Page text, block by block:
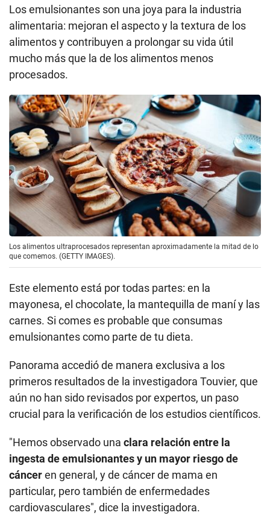
Los emulsionantes son una joya para la industria
alimentaria: mejoran el aspecto y la textura de los
alimentos y contribuyen a prolongar su vida útil
mucho más que la de los alimentos menos
procesados.
Los alimentos ultraprocesados representan aproximadamente la mitad de lo
que comemos. (GETTY IMAGES).
Este elemento está por todas partes: en la
mayonesa, el chocolate, la mantequilla de maní y las
carnes. Si comes es probable que consumas
emulsionantes como parte de tu dieta.
Panorama accedió de manera exclusiva a los
primeros resultados de la investigadora Touvier, que
aún no han sido revisados por expertos, un paso
crucial para la verificación de los estudios científicos.
"Hemos observado una clara relación entre la
ingesta de emulsionantes y un mayor riesgo de
cánceren general, y de cáncer de mama en
particular, pero también de enfermedades
cardiovasculares", dice la investigadora.